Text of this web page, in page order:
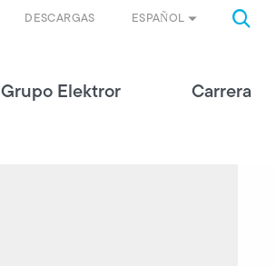
ESPAÑOL
DESCARGAS
Grupo Elektror Carrera